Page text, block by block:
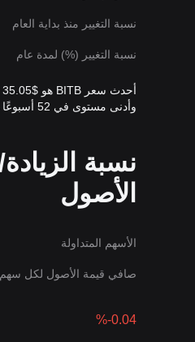
نسبة التغيير منذ بداية العام
نسبة التغيير (%) لمدة عام
وأدنى مستوى في 52 أسبوعًا هو $31.49 .
الأصول
الأسهم المتداولة
صافي قيمة الأصول لكل سهم
%-0.04